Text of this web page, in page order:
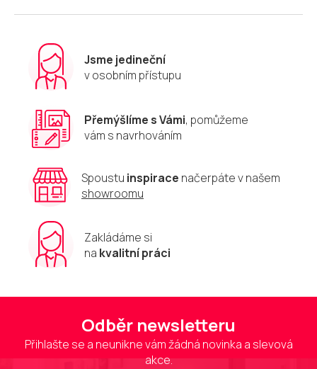
c
r
v
k
ý
p
u
Jsme jedineční
v osobním přístupu
Přemýšlíme s Vámi, pomůžeme
vám s navrhováním
Spoustu inspirace načerpáte v našem
showroomu
Zakládáme si
na kvalitní práci
Odběr newsletteru
Přihlašte se a neunikne vám žádná novinka a slevová
akce.